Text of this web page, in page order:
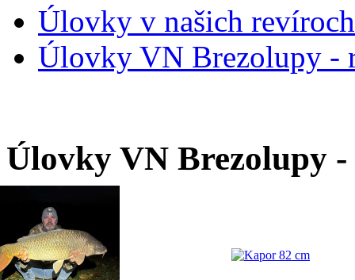
Úlovky v našich revíroch
Úlovky VN Brezolupy -
Úlovky VN Brezolupy